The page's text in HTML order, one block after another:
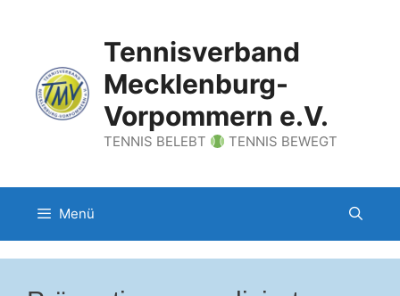
Tennisverband
Mecklenburg-
Vorpommern e.V.
TENNIS BELEBT TENNIS BEWEGT
Menü